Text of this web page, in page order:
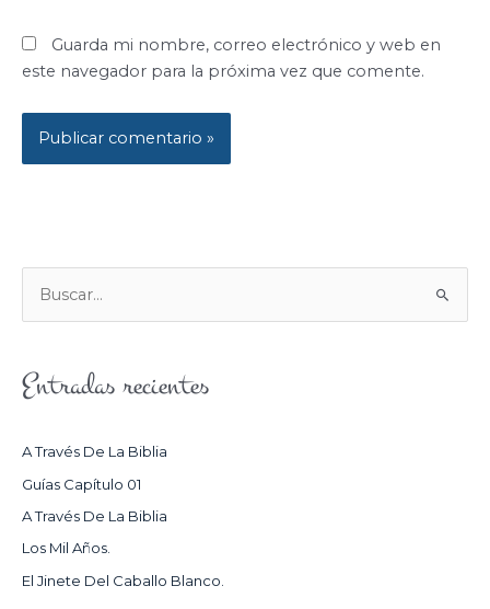
Guarda mi nombre, correo electrónico y web en
este navegador para la próxima vez que comente.
U
C
R
:
Entradas recientes
A Través De La Biblia
Guías Capítulo 01
A Través De La Biblia
Los Mil Años.
El Jinete Del Caballo Blanco.